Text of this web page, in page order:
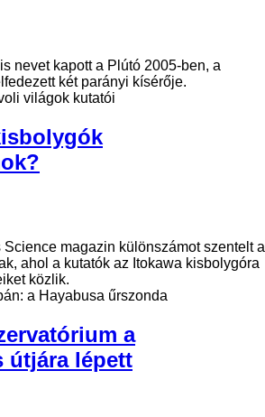
nevet kapott a Plútó 2005-ben, a
két parányi kísérője.
világok kutatói
Science magazin különszámot szentelt a
ahol a kutatók az Itokawa kisbolygóra
közlik.
a Hayabusa űrszonda
a
útjára lépett